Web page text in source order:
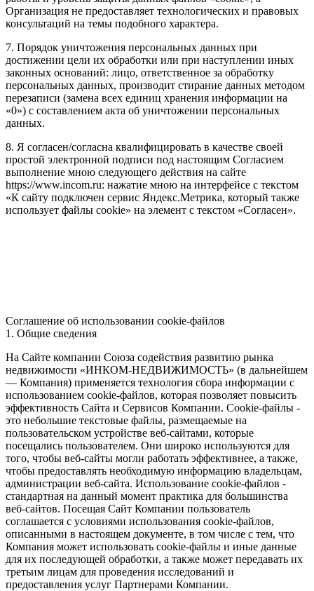
Организация не предоставляет технологических и правовых
консультаций на темы подобного характера.
7. Порядок уничтожения персональных данных при
достижении цели их обработки или при наступлении иных
законных оснований: лицо, ответственное за обработку
персональных данных, производит стирание данных методом
перезаписи (замена всех единиц хранения информации на
«0») с составлением акта об уничтожении персональных
данных.
8. Я согласен/согласна квалифицировать в качестве своей
простой электронной подписи под настоящим Согласием
выполнение мною следующего действия на сайте
https://www.incom.ru: нажатие мною на интерфейсе с текстом
«К сайту подключен сервис Яндекс.Метрика, который также
использует файлы cookie» на элемент с текстом «Согласен».
Соглашение об использовании cookie-файлов
1. Общие сведения
На Сайте компании Союза содействия развитию рынка
недвижимости «ИНКОМ-НЕДВИЖИМОСТЬ» (в дальнейшем
— Компания) применяется технология сбора информации с
использованием cookie-файлов, которая позволяет повысить
эффективность Сайта и Сервисов Компании. Сookie-файлы -
это небольшие текстовые файлы, размещаемые на
пользовательском устройстве веб-сайтами, которые
посещались пользователем. Они широко используются для
того, чтобы веб-сайты могли работать эффективнее, а также,
чтобы предоставлять необходимую информацию владельцам,
администрации веб-сайта. Использование cookie-файлов -
стандартная на данный момент практика для большинства
веб-сайтов. Посещая Сайт Компании пользователь
соглашается с условиями использования cookie-файлов,
описанными в настоящем документе, в том числе с тем, что
Компания может использовать cookie-файлы и иные данные
для их последующей обработки, а также может передавать их
третьим лицам для проведения исследований и
предоставления услуг Партнерами Компании.